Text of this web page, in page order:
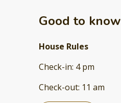
Good to know
House Rules
Check-in: 4 pm
Check-out: 11 am